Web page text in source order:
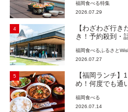
堂』（福岡市西
福岡食べる特集
2026.07.29
4
【わざわざ行
き！予約殺到・
『bound garden
歩き】
福岡食べるふるさと
2026.07.27
5
【福岡ランチ
め！何度でも通
【まち歩き】
福岡食べる
2026.07.14